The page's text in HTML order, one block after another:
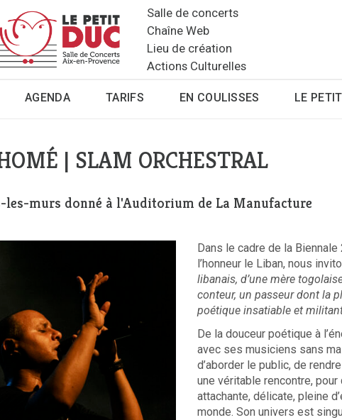
Salle de concerts
Chaîne Web
Lieu de création
Actions Culturelles
AGENDA TARIFS EN COULISSES LE
| SLAM ORCHESTRAL
les-murs donné à l'Auditorium de La Manufacture
Dans le cadre de la
l’honneur le Liban, nous
libanais, d’une mère
conteur, un passeur dont la
poétique insatiable et
De la douceur poétique à
avec ses musiciens sans
d’aborder le public, de
une véritable rencontre,
attachante, délicate, pleine
monde. Son univers est